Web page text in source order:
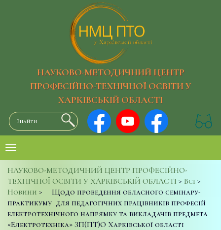
НАУКОВО-МЕТОДИЧНИЙ ЦЕНТР
ПРОФЕСІЙНО-ТЕХНІЧНОЇ ОСВІТИ У
ХАРКІВСЬКІЙ ОБЛАСТІ
НАУКОВО-МЕТОДИЧНИЙ ЦЕНТР ПРОФЕСІЙНО-
ТЕХНІЧНОЇ ОСВІТИ У ХАРКІВСЬКІЙ ОБЛАСТІ > Всі >
Новини >
Щодо проведення обласного семінару-
практикуму для педагогічних працівників професій
електротехнічного напрямку та викладачів предмета
«Електротехніка» ЗП(ПТ)О Харківської області